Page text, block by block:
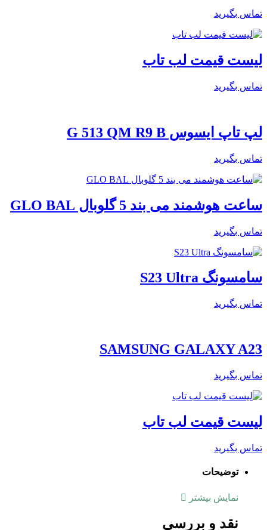
تماس بگیرید
لیست قیمت لب تاب
تماس بگیرید
لپ تاپ ایسوس G 513 QM R9 B
تماس بگیرید
ساعت هوشمند می بند 5 گلوبال GLO BAL
تماس بگیرید
سامسونگ S23 Ultra
تماس بگیرید
SAMSUNG GALAXY A23
تماس بگیرید
لیست قیمت لب تاب
تماس بگیرید
توضیحات
نمایش بیشتر
نقد و بررسی